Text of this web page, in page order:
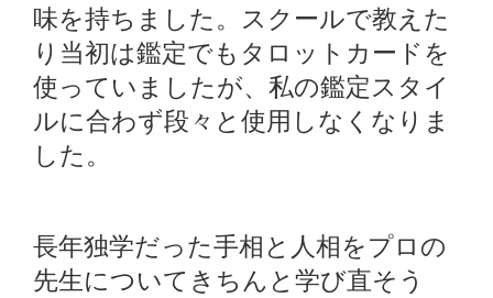
味を持ちました。スクールで教えた
り当初は鑑定でもタロットカードを
使っていましたが、私の鑑定スタイ
ルに合わず段々と使用しなくなりま
した。
長年独学だった手相と人相をプロの
先生についてきちんと学び直そう